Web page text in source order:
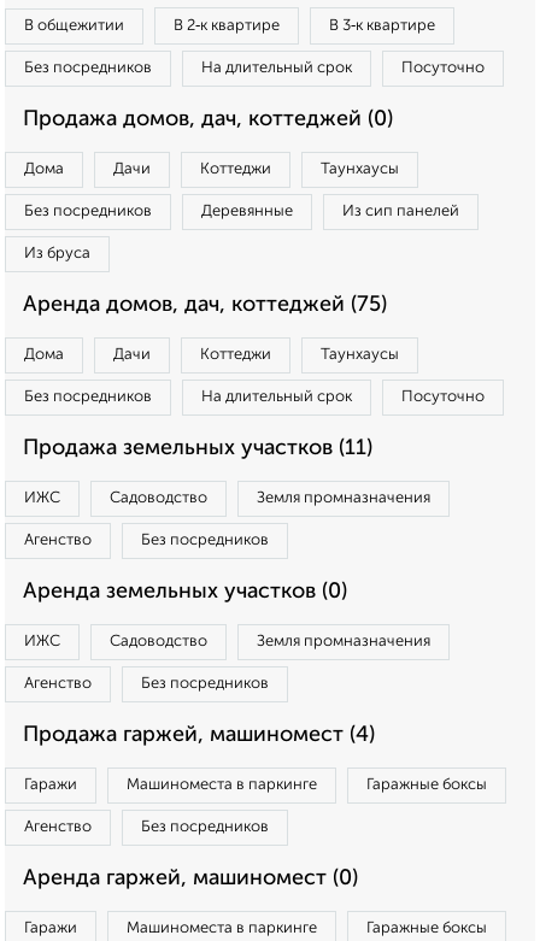
В общежитии В 2‑к квартире В 3‑к квартире
Без посредников На длительный срок Посуточно
Продажа домов, дач, коттеджей (0)
Дома Дачи Коттеджи Таунхаусы
Без посредников Деревянные Из сип панелей
Из бруса
Аренда домов, дач, коттеджей (75)
Дома Дачи Коттеджи Таунхаусы
Без посредников На длительный срок Посуточно
Продажа земельных участков (11)
ИЖС Садоводство Земля промназначения
Агенство Без посредников
Аренда земельных участков (0)
ИЖС Садоводство Земля промназначения
Агенство Без посредников
Продажа гаржей, машиномест (4)
Гаражи Машиноместа в паркинге Гаражные боксы
Агенство Без посредников
Аренда гаржей, машиномест (0)
Гаражи Машиноместа в паркинге Гаражные боксы